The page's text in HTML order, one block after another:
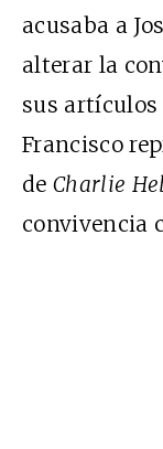
acusaba a
alterar la
sus artículos
Francisco
deCharlie
convivencia